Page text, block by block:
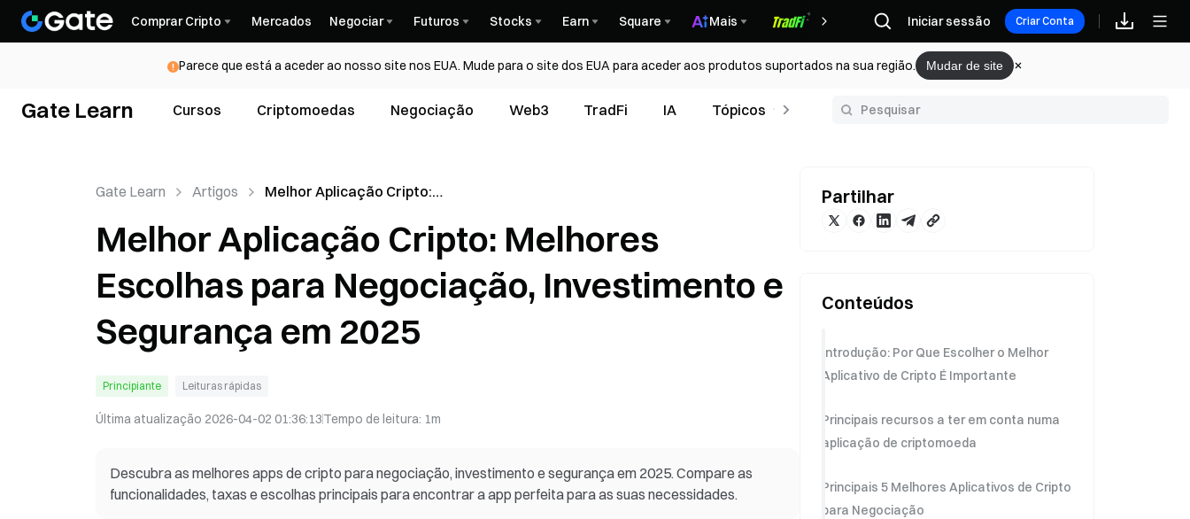
Comprar Cripto Mercados Negociar Futuros Stocks Earn Square Mais Recompensas
Iniciar sessão Criar Conta
Parece que está a aceder ao nosso site nos EUA. Mude para o site dos EUA para aceder aos produtos suportados na sua região. Mudar de site
Gate Learn Cursos Criptomoedas Negociação Web3 TradFi IA Tópicos Glossário
Gate Learn Artigos
Melhor Aplicação Cripto:
Negociação, Investimento e
Segurança em 2025
Melhor Aplicação Cripto: Melhores
Escolhas para Negociação, Investimento e
Segurança em 2025
Principiante Leituras rápidas
Última atualização 2026-04-02 01:36:13Tempo de leitura: 1m
Descubra as melhores apps de cripto para negociação, investimento e segurança em 2025. Compare as
funcionalidades, taxas e escolhas principais para encontrar a app perfeita para as suas necessidades.
Partilhar
Conteúdos
Introdução: Por Que Escolher o Melhor
Aplicativo de Cripto É Importante
Principais recursos a ter em conta numa
aplicação de criptomoeda
Principais 5 Melhores Aplicativos de Cripto
para Negociação